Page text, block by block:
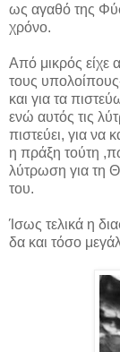
ως αγαθό της
χρόνο.
Από μικρός είχε
τους
και για τα
ενώ αυτός τις
πιστεύει, για να
η πράξη τούτη
λύτρωση για τη
του.
Ίσως τελικά η
δα και τόσο